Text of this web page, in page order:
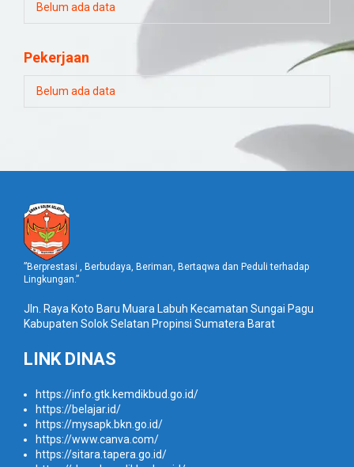
Belum ada data
Pekerjaan
Belum ada data
”Berprestasi , Berbudaya, Beriman, Bertaqwa dan Peduli terhadap
Lingkungan.”
Jln. Raya Koto Baru Muara Labuh Kecamatan Sungai Pagu
Kabupaten Solok Selatan Propinsi Sumatera Barat
LINK DINAS
https://info.gtk.kemdikbud.go.id/
https://belajar.id/
https://mysapk.bkn.go.id/
https://www.canva.com/
https://sitara.tapera.go.id/